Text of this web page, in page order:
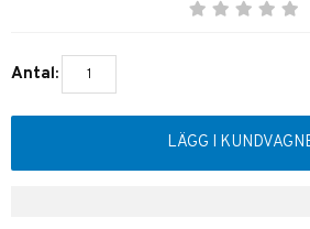
Antal:
LÄGG I